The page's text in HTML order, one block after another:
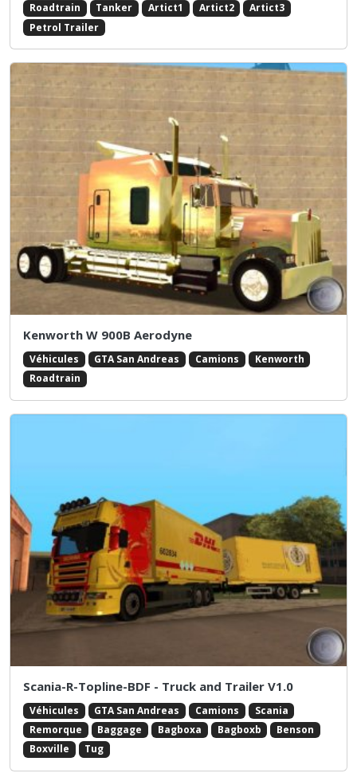
Roadtrain
Tanker Artict1 Artict2
Artict3
Petrol Trailer
Kenworth W 900B Aerodyne
Véhicules GTA San Andreas Camions
Kenworth
Roadtrain
Scania-R-Topline-BDF - Truck and Trailer V1.0
Véhicules GTA San Andreas Camions
Scania
Remorque
Baggage Bagboxa Bagboxb
Benson
Boxville
Tug